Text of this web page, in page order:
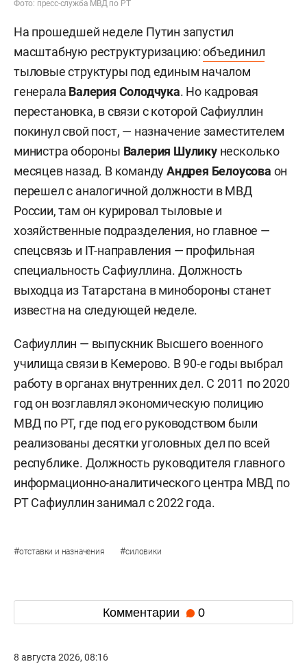
Фото: пресс-служба МВД по РТ
На прошедшей неделе Путин запустил
масштабную реструктуризацию:объединил
тыловые структуры под единым началом
генерала Валерия Солодчука. Но кадровая
перестановка, в связи с которой Сафиуллин
покинул свой пост, — назначение заместителем
министра обороны Валерия Шуликунесколько
месяцев назад. В командуАндрея Белоусова он
перешел с аналогичной должности в МВД
России, там он курировал тыловые и
хозяйственные подразделения, но главное —
спецсвязь и IT-направления — профильная
специальность Сафиуллина. Должность
выходца из Татарстана в минобороны станет
известна на следующей неделе.
Сафиуллин — выпускник Высшего военного
училища связи в Кемерово. В 90-е годы выбрал
работу в органах внутренних дел. С 2011 по 2020
год он возглавлял экономическую полицию
МВД по РТ, где под его руководством были
реализованы десятки уголовных дел по всей
республике. Должность руководителя главного
информационно-аналитического центра МВД по
РТ Сафиуллин занимал с 2022 года.
#отставки и назначения #силовики
Комментарии 0
8 августа 2026, 08:16